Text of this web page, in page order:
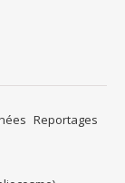
Reportages